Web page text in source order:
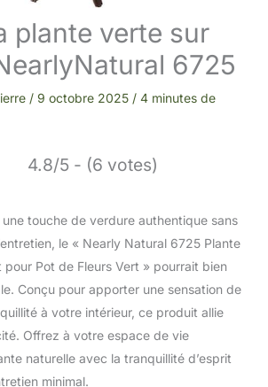
plante verte sur
6725
/ 9 octobre 2025 / 4 minutes de
4.8/5 - (6 votes)
touche de verdure authentique sans
le « Nearly Natural 6725 Plante
Pot de Fleurs Vert » pourrait bien
Conçu pour apporter une sensation de
à votre intérieur, ce produit allie
Offrez à votre espace de vie
naturelle avec la tranquillité d’esprit
minimal.